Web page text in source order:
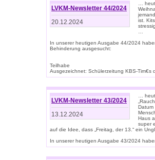
LVKM-Newsletter 44/2024
20.12.2024
…
ist.
In unserer heutigen Ausgabe 44/2024
Behinderung ausgesucht:
Teilhabe
Ausgezeichnet: Schülerzeitung KBS-Tim€s
LVKM-Newsletter 43/2024
13.12.2024
…
Datum
Haus
super
auf die Idee, dass „Freitag, der 13.“ ein
In unserer heutigen Ausgabe 43/2024